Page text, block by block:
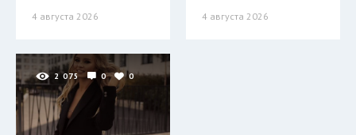
4 августа 2026 4 августа 2026
2 075 0 0